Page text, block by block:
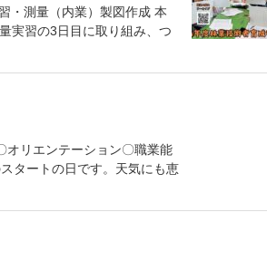
・測量（内業）製図作成 本
実習の3日目に取り組み、つ
オリエンテーション〇職業能
タートの日です。天気にも恵